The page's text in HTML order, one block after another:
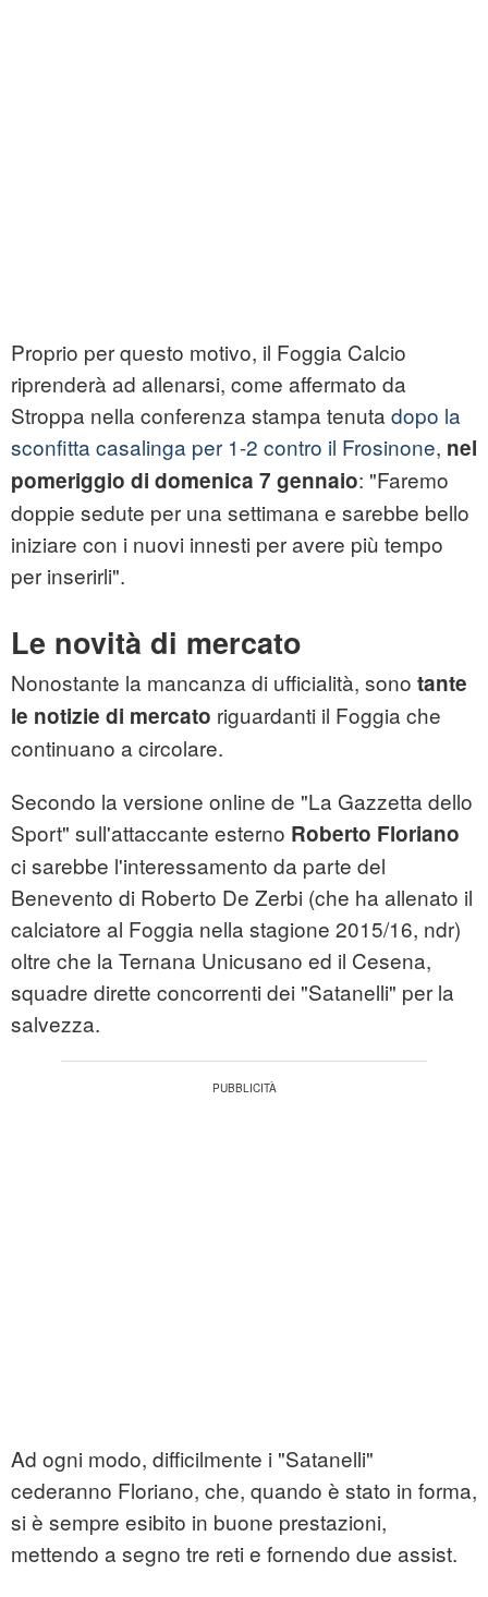
Proprio per questo motivo, il Foggia Calcio
riprenderà ad allenarsi, come affermato da
Stroppa nella conferenza stampa tenuta dopo la
sconfitta casalinga per 1-2 contro il Frosinone, nel
pomeriggio di domenica 7 gennaio: "Faremo
doppie sedute per una settimana e sarebbe bello
iniziare con i nuovi innesti per avere più tempo
per inserirli".
Le novità di mercato
Nonostante la mancanza di ufficialità, sono tante
le notizie di mercato riguardanti il Foggia che
continuano a circolare.
Secondo la versione online de "La Gazzetta dello
Sport" sull'attaccante esterno Roberto Floriano
ci sarebbe l'interessamento da parte del
Benevento di Roberto De Zerbi (che ha allenato il
calciatore al Foggia nella stagione 2015/16, ndr)
oltre che la Ternana Unicusano ed il Cesena,
squadre dirette concorrenti dei "Satanelli" per la
salvezza.
Ad ogni modo, difficilmente i "Satanelli"
cederanno Floriano, che, quando è stato in forma,
si è sempre esibito in buone prestazioni,
mettendo a segno tre reti e fornendo due assist.